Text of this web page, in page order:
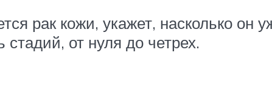
рак кожи, укажет, насколько он
от нуля до четрех.